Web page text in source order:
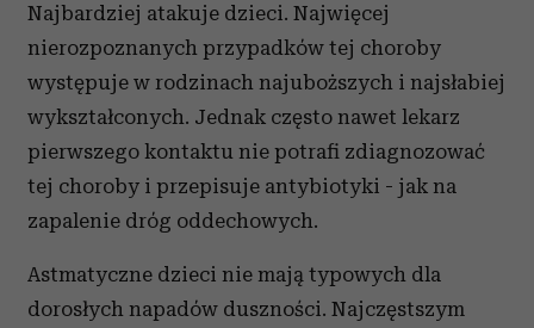
Najbardziej atakuje dzieci. Najwięcej
nierozpoznanych przypadków tej choroby
występuje w rodzinach najuboższych i najsłabiej
wykształconych. Jednak często nawet lekarz
pierwszego kontaktu nie potrafi zdiagnozować
tej choroby i przepisuje antybiotyki - jak na
zapalenie dróg oddechowych.
Astmatyczne dzieci nie mają typowych dla
dorosłych napadów duszności. Najczęstszym